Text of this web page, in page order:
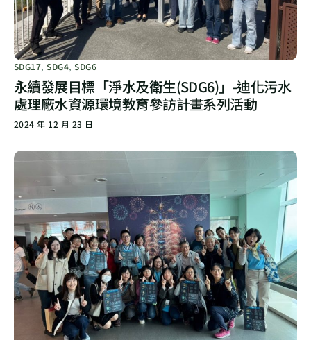
SDG17,SDG4,SDG6
永續發展目標「淨水及衛生(SDG6)」-迪化污水
處理廠水資源環境教育參訪計畫系列活動
2024 年 12 月 23 日